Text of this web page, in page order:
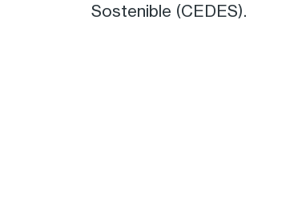
Sostenible (CEDES).